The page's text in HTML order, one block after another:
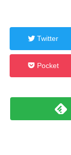
Twitter
Pocket